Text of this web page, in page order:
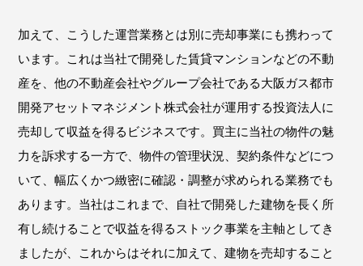
加えて、こうした運営業務とは別に売却事業にも携わって
います。これは当社で開発した賃貸マンションなどの不動
産を、他の不動産会社やグループ会社である大阪ガス都市
開発アセットマネジメント株式会社が運用する投資法人に
売却して収益を得るビジネスです。買主に当社の物件の魅
力を訴求する一方で、物件の管理状況、契約条件などにつ
いて、幅広くかつ緻密に確認・調整が求められる業務でも
あります。当社はこれまで、自社で開発した建物を長く所
有し続けることで収益を得るストック事業を主軸としてき
ましたが、これからはそれに加えて、建物を売却すること